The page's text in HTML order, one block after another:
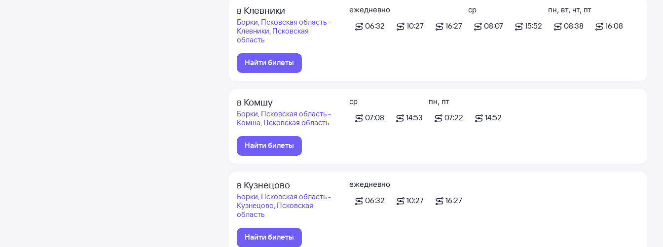
в Клевники
Борки, Псковская область -
Клевники, Псковская
область
Найти билеты
ежедневно
06:32
10:27 16:27
ср
08:07
15:52
пн, вт, чт, пт
08:38
16:08
в Комшу
Борки, Псковская область -
Комша, Псковская область
Найти билеты
ср
07:08
14:53
пн, пт
07:22
14:52
в Кузнецово
Борки, Псковская область -
Кузнецово, Псковская
область
Найти билеты
ежедневно
06:32
10:27 16:27